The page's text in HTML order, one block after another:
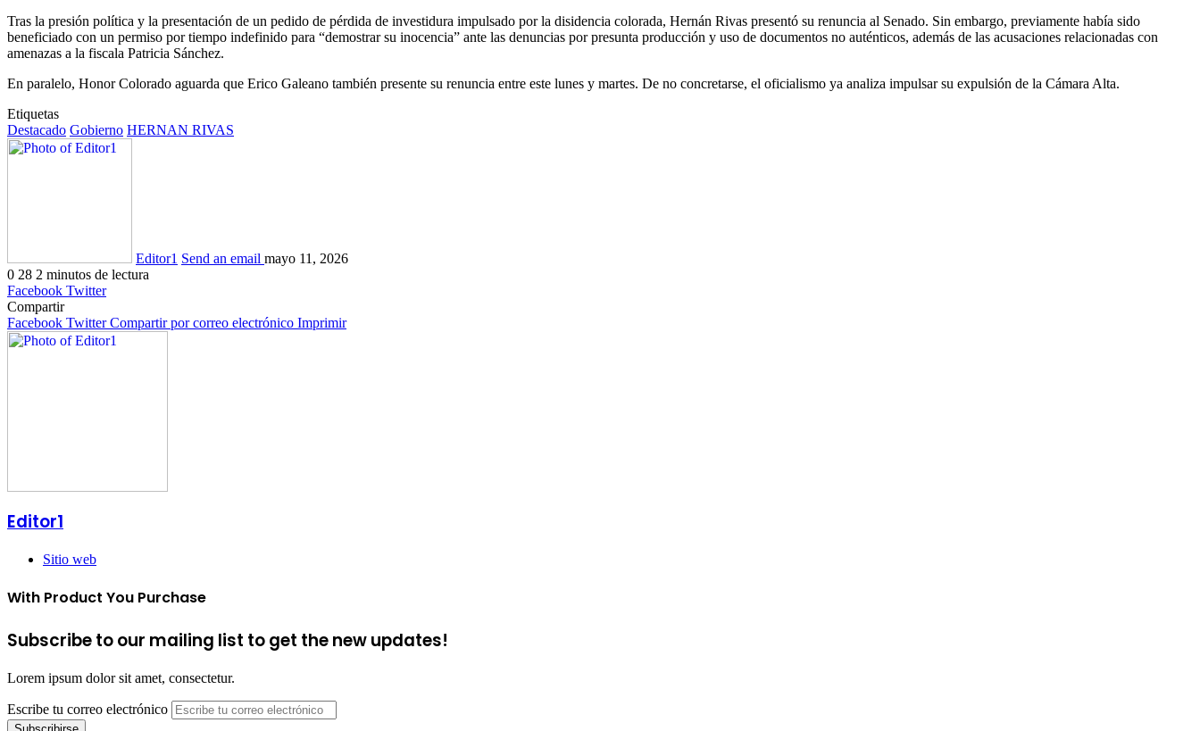
Tras la presión política y la presentación de un pedido de pérdida de investidura impulsado por la disidencia colorada, Hernán Rivas presentó su renuncia al Senado. Sin embargo, previamente había sido
beneficiado con un permiso por tiempo indefinido para “demostrar su inocencia” ante las denuncias por presunta producción y uso de documentos no auténticos, además de las acusaciones relacionadas con
amenazas a la fiscala Patricia Sánchez.
En paralelo, Honor Colorado aguarda que Erico Galeano también presente su renuncia entre este lunes y martes. De no concretarse, el oficialismo ya analiza impulsar su expulsión de la Cámara Alta.
Etiquetas
Destacado Gobierno HERNAN RIVAS
Editor1 Send an email mayo 11, 2026
0 28 2 minutos de lectura
Facebook Twitter
Compartir
Facebook Twitter Compartir por correo electrónico Imprimir
Editor1
Sitio web
With Product You Purchase
Subscribe to our mailing list to get the new updates!
Lorem ipsum dolor sit amet, consectetur.
Escribe tu correo electrónico